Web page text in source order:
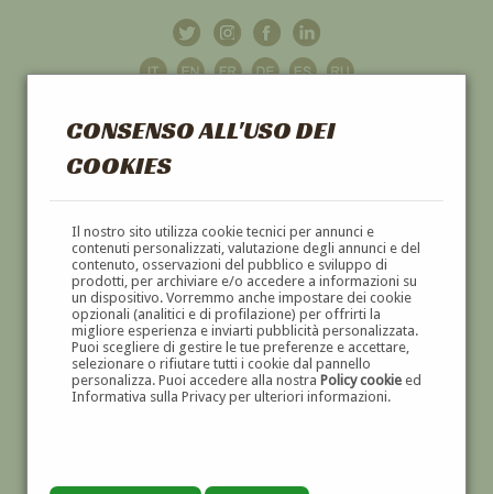
CONSENSO ALL'USO DEI
COOKIES
Il nostro sito utilizza cookie tecnici per annunci e
contenuti personalizzati, valutazione degli annunci e del
contenuto, osservazioni del pubblico e sviluppo di
prodotti, per archiviare e/o accedere a informazioni su
un dispositivo. Vorremmo anche impostare dei cookie
opzionali (analitici e di profilazione) per offrirti la
migliore esperienza e inviarti pubblicità personalizzata.
Puoi scegliere di gestire le tue preferenze e accettare,
selezionare o rifiutare tutti i cookie dal pannello
personalizza. Puoi accedere alla nostra Policy cookieed
Informativa sulla Privacy per ulteriori informazioni.
GALLERIAD'ARTE
DIPINTI E SCULTURE '800 E '900